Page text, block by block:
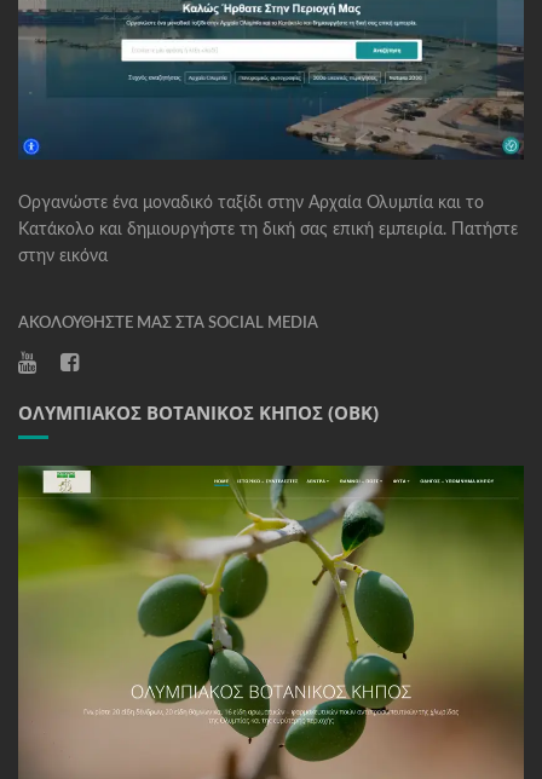
Οργανώστε ένα μοναδικό ταξίδι στην Αρχαία Ολυμπία και το
Κατάκολο και δημιουργήστε τη δική σας επική εμπειρία. Πατήστε
στην εικόνα
ΑΚΟΛΟΥΘΉΣΤΕ ΜΑΣ ΣΤΑ SOCIAL MEDIA
ΟΛΥΜΠΙΑΚΌΣ ΒΟΤΑΝΙΚΌΣ ΚΉΠΟΣ (ΟΒΚ)